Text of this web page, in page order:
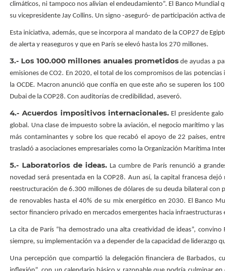
climáticos, ni tampoco nos alivian el endeudamiento”. El Banco
su vicepresidente Jay Collins. Un signo -aseguró- de participación activa
Esta iniciativa, además, que se incorpora al mandato de la COP27 de
de alerta y reaseguros y que en París se elevó hasta los 270 millones.
3.- Los 100.000 millones anuales prometidosde ayudas a
emisiones de CO2. En 2020, el total de los compromisos de las
la OCDE. Macron anunció que confía en que este año se superen los
Dubai de la COP28. Con auditorías de credibilidad, aseveró.
4.- Acuerdos impositivos internacionales.El presidente
global. Una clase de impuesto sobre la aviación, el negocio marítimo y
más contaminantes y sobre los que recabó el apoyo de 22 países,
trasladó a asociaciones empresariales como la Organización Marítima
5.- Laboratorios de ideas. La cumbre de París renunció a
novedad será presentada en la COP28. Aun así, la capital francesa
reestructuración de 6.300 millones de dólares de su deuda bilateral con
de renovables hasta el 40% de su mix energético en 2030. El Banco
sector financiero privado en mercados emergentes hacia infraestructuras
La cita de París “ha demostrado una alta creatividad de ideas”,
siempre, su implementación va a depender de la capacidad de liderazgo
Una percepción que compartió la delegación financiera de Barbados,